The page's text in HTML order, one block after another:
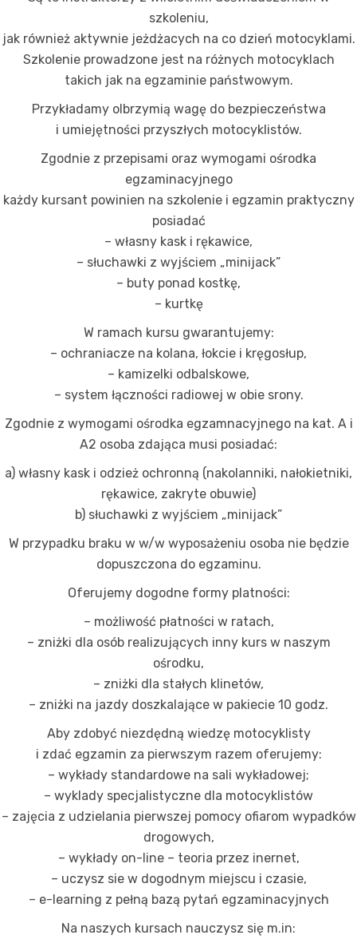
szkoleniu,
jak również aktywnie jeżdżacych na co dzień motocyklami.
Szkolenie prowadzone jest na różnych motocyklach
takich jak na egzaminie państwowym.
Przykładamy olbrzymią wagę do bezpieczeństwa
i umiejętności przyszłych motocyklistów.
Zgodnie z przepisami oraz wymogami ośrodka
egzaminacyjnego
każdy kursant powinien na szkolenie i egzamin praktyczny
posiadać
– własny kask i rękawice,
– słuchawki z wyjściem „minijack”
– buty ponad kostkę,
– kurtkę
W ramach kursu gwarantujemy:
– ochraniacze na kolana, łokcie i kręgosłup,
– kamizelki odbalskowe,
– system łączności radiowej w obie srony.
Zgodnie z wymogami ośrodka egzamnacyjnego na kat. A i
A2 osoba zdająca musi posiadać:
a) własny kask i odzież ochronną (nakolanniki, nałokietniki,
rękawice, zakryte obuwie)
b) słuchawki z wyjściem „minijack”
W przypadku braku w w/w wyposażeniu osoba nie będzie
dopuszczona do egzaminu.
Oferujemy dogodne formy platności:
– możliwość płatności w ratach,
– zniżki dla osób realizujących inny kurs w naszym
ośrodku,
– zniżki dla stałych klinetów,
– zniżki na jazdy doszkalające w pakiecie 10 godz.
Aby zdobyć niezdędną wiedzę motocyklisty
i zdać egzamin za pierwszym razem oferujemy:
– wykłady standardowe na sali wykładowej;
– wyklady specjalistyczne dla motocyklistów
– zajęcia z udzielania pierwszej pomocy ofiarom wypadków
drogowych,
– wykłady on-line – teoria przez inernet,
– uczysz sie w dogodnym miejscu i czasie,
– e-learning z pełną bazą pytań egzaminacyjnych
Na naszych kursach nauczysz się m.in:
Konieczne
nie są
opcjonalne. Są
one potrzebne
do
funkcjonowania
strony
internetowej.
Statystyka
Abyśmy mogli
poprawić
funkcjonalność
i strukturę
strony
internetowej,